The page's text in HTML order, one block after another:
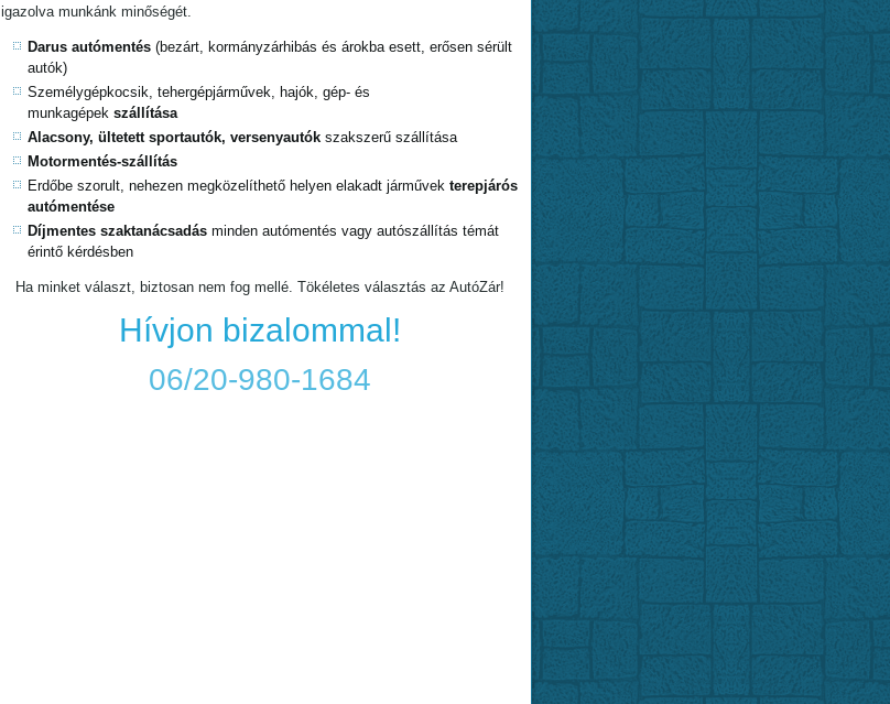
igazolva munkánk minőségét.
Darus autómentés (bezárt, kormányzárhibás és árokba esett, erősen sérült
autók)
Személygépkocsik, tehergépjárművek, hajók, gép- és
munkagépek szállítása
Alacsony, ültetett sportautók, versenyautók szakszerű szállítása
Motormentés-szállítás
Erdőbe szorult, nehezen megközelíthető helyen elakadt járművek terepjárós
autómentése
Díjmentes szaktanácsadás minden autómentés vagy autószállítás témát
érintő kérdésben
Ha minket választ, biztosan nem fog mellé. Tökéletes választás az AutóZár!
Hívjon bizalommal!
06/20-980-1684